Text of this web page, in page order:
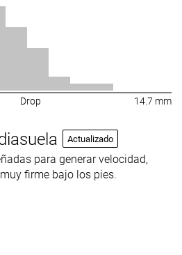
Drop 14.7 mm
Actualizado
para generar velocidad,
firme bajo los pies.